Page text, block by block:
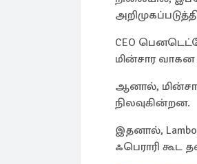
CEO
மின்சார வாகன
ஆனால்,
நிலவுகின்றன.
இதனால்,
ஃபெராரி கூட